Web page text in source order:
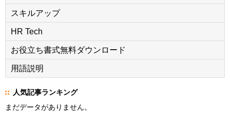
スキルアップ
HR Tech
お役立ち書式無料ダウンロード
用語説明
人気記事ランキング
まだデータがありません。